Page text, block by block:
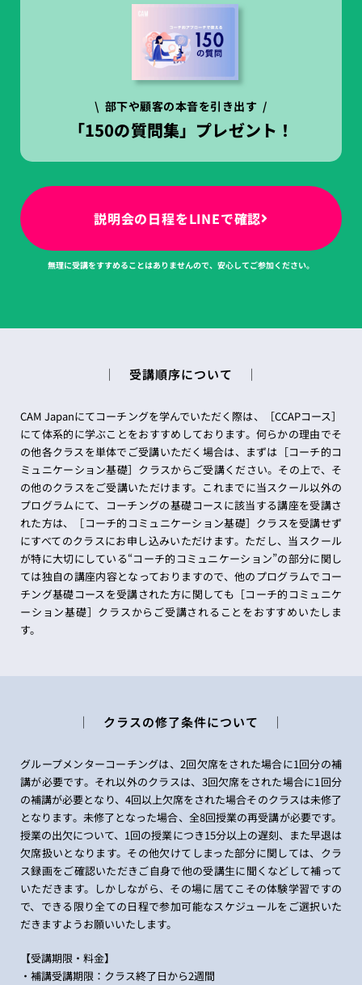
\ 部下や顧客の本音を引き出す /
「150の質問集」プレゼント！
説明会の日程をLINEで確認
無理に受講をすすめることはありませんので、安心してご参加ください。
│ 受講順序について │
CAM Japanにてコーチングを学んでいただく際は、［CCAPコース］
にて体系的に学ぶことをおすすめしております。何らかの理由でそ
の他各クラスを単体でご受講いただく場合は、まずは［コーチ的コ
ミュニケーション基礎］クラスからご受講ください。その上で、そ
の他のクラスをご受講いただけます。これまでに当スクール以外の
プログラムにて、コーチングの基礎コースに該当する講座を受講さ
れた方は、［コーチ的コミュニケーション基礎］クラスを受講せず
にすべてのクラスにお申し込みいただけます。ただし、当スクール
が特に大切にしている“コーチ的コミュニケーション”の部分に関し
ては独自の講座内容となっておりますので、他のプログラムでコー
チング基礎コースを受講された方に関しても［コーチ的コミュニケ
ーション基礎］クラスからご受講されることをおすすめいたしま
す。
│ クラスの修了条件について │
グループメンターコーチングは、2回欠席をされた場合に1回分の補
講が必要です。それ以外のクラスは、3回欠席をされた場合に1回分
の補講が必要となり、4回以上欠席をされた場合そのクラスは未修了
となります。未修了となった場合、全8回授業の再受講が必要です。
授業の出欠について、1回の授業につき15分以上の遅刻、また早退は
欠席扱いとなります。その他欠けてしまった部分に関しては、クラ
ス録画をご確認いただきご自身で他の受講生に聞くなどして補って
いただきます。しかしながら、その場に居てこその体験学習ですの
で、できる限り全ての日程で参加可能なスケジュールをご選択いた
だきますようお願いいたします。
【受講期限 ・ 料金】
・補講受講期限：クラス終了日から2週間